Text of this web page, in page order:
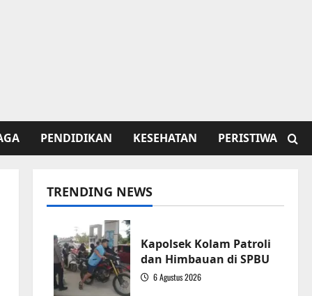
PENDIDIKAN KESEHATAN PERISTIWA
TRENDING NEWS
Kapolsek Kolam Patroli
dan Himbauan di SPBU
6 Agustus 2026